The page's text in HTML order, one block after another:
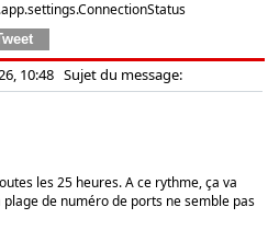
10:48 Sujet du message:
les 25 heures. A ce rythme, ça va
de numéro de ports ne semble pas